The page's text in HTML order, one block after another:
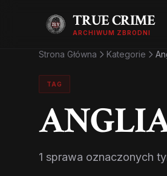
TRUE CRIME
ARCHIWUM ZBRODNI
Strona Główna Kategorie
TAG
1 sprawa oznaczonych